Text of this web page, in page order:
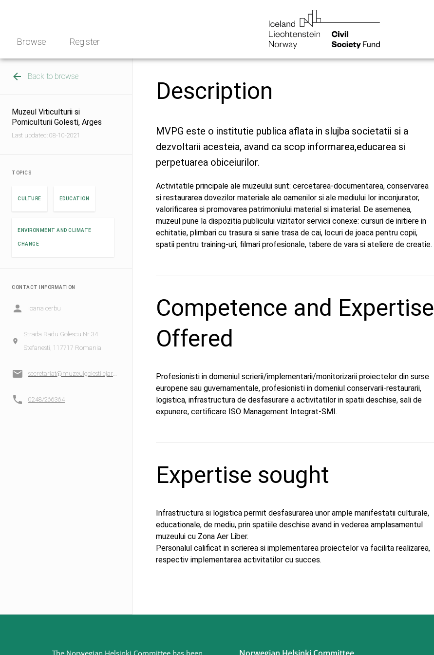
Browse Register
Back to browse
Muzeul Viticulturii si
Pomiculturii Golesti, Arges
Last updated: 08-10-2021
TOPICS
CULTURE EDUCATION
ENVIRONMENT AND CLIMATE
CHANGE
CONTACT INFORMATION
ioana cerbu
Strada Radu Golescu Nr 34
Stefanesti, 117717 Romania
secretariat@muzeulgolesti.cjarges.ro
0248/266364
Description
MVPG este o institutie publica aflata in slujba societatii si a
dezvoltarii acesteia, avand ca scop informarea,educarea si
perpetuarea obiceiurilor.
Activitatile principale ale muzeului sunt: cercetarea-documentarea, conservarea
si restaurarea dovezilor materiale ale oamenilor si ale mediului lor inconjurator,
valorificarea si promovarea patrimoniului material si imaterial. De asemenea,
muzeul pune la dispozitia publicului vizitator servicii conexe: cursuri de initiere in
echitatie, plimbari cu trasura si sanie trasa de cai, locuri de joaca pentru copii,
spatii pentru training-uri, filmari profesionale, tabere de vara si ateliere de creatie.
Competence and Expertise
Offered
Profesionisti in domeniul scrierii/implementarii/monitorizarii proiectelor din surse
europene sau guvernamentale, profesionisti in domeniul conservarii-restaurarii,
logistica, infrastructura de desfasurare a activitatilor in spatii deschise, sali de
expunere, certificare ISO Management Integrat-SMI.
Expertise sought
Infrastructura si logistica permit desfasurarea unor ample manifestatii culturale,
educationale, de mediu, prin spatiile deschise avand in vederea amplasamentul
muzeului cu Zona Aer Liber.
Personalul calificat in scrierea si implementarea proiectelor va facilita realizarea,
respectiv implementarea activitatilor cu succes.